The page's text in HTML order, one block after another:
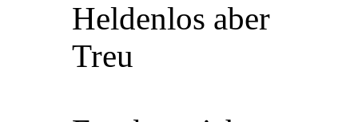
Heldenlos aber
Treu